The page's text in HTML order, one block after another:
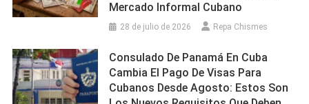
Mercado Informal Cubano
28 de julio de 2026 Repa Chismes
Consulado De Panamá En Cuba
Cambia El Pago De Visas Para
Cubanos Desde Agosto: Estos Son